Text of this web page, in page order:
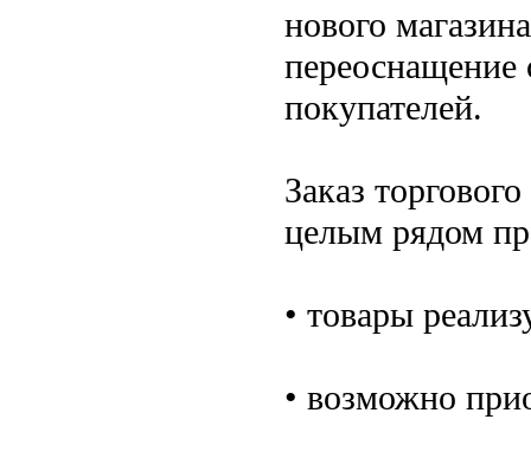
нового
покупателей.
Заказ
целым рядом
• товары
• возможно